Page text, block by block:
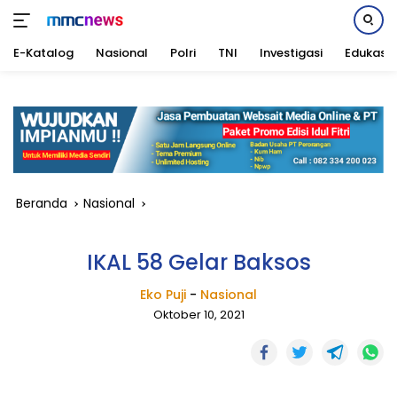
konten
E-Katalog Nasional Polri TNI Investigasi Edukasi
Beranda Nasional
IKAL 58 Gelar Baksos
Eko Puji - Nasional
Oktober 10, 2021